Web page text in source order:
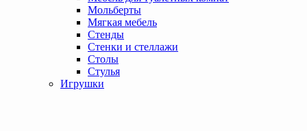
Мольберты
Мягкая мебель
Стенды
Стенки и стеллажи
Столы
Стулья
Игрушки